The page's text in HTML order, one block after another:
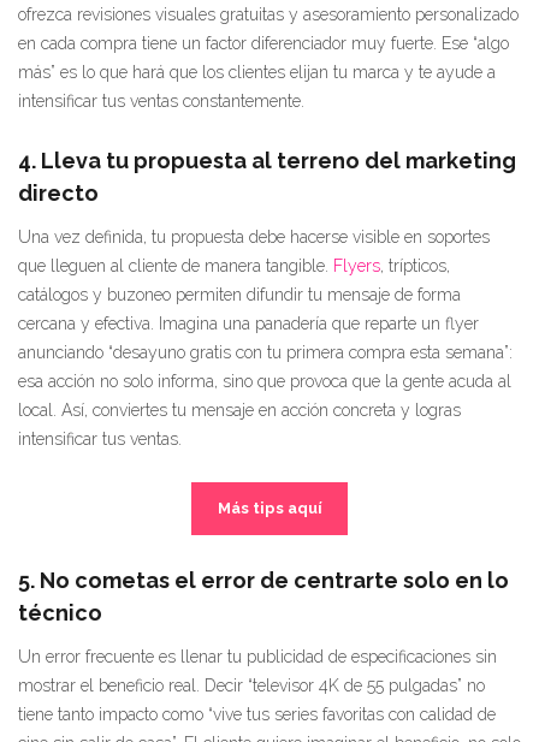
ofrezca revisiones visuales gratuitas y asesoramiento personalizado
en cada compra tiene un factor diferenciador muy fuerte. Ese “algo
más” es lo que hará que los clientes elijan tu marca y te ayude a
intensificar tus ventas constantemente.
4. Lleva tu propuesta al terreno del marketing
directo
Una vez definida, tu propuesta debe hacerse visible en soportes
que lleguen al cliente de manera tangible. Flyers, trípticos,
catálogos y buzoneo permiten difundir tu mensaje de forma
cercana y efectiva. Imagina una panadería que reparte un flyer
anunciando “desayuno gratis con tu primera compra esta semana”:
esa acción no solo informa, sino que provoca que la gente acuda al
local. Así, conviertes tu mensaje en acción concreta y logras
intensificar tus ventas.
Más tips aquí
5. No cometas el error de centrarte solo en lo
técnico
Un error frecuente es llenar tu publicidad de especificaciones sin
mostrar el beneficio real. Decir “televisor 4K de 55 pulgadas” no
tiene tanto impacto como “vive tus series favoritas con calidad de